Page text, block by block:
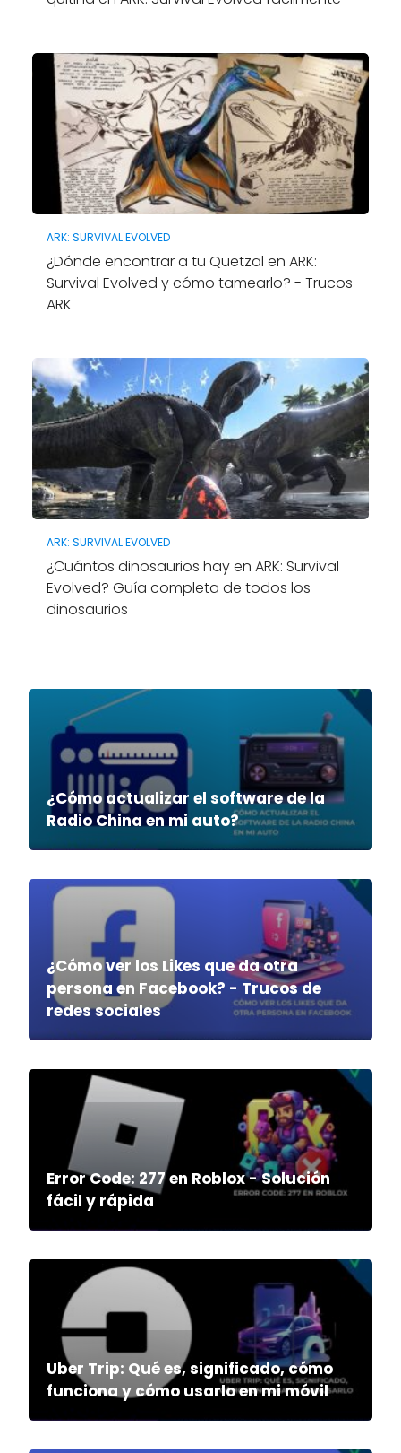
ARK: SURVIVAL EVOLVED
¿Dónde encontrar a tu Quetzal en ARK:
Survival Evolved y cómo tamearlo? - Trucos
ARK
ARK: SURVIVAL EVOLVED
¿Cuántos dinosaurios hay en ARK: Survival
Evolved? Guía completa de todos los
dinosaurios
¿Cómo actualizar el software de la
Radio China en mi auto?
¿Cómo ver los Likes que da otra
persona en Facebook? - Trucos de
redes sociales
Error Code: 277 en Roblox - Solución
fácil y rápida
Uber Trip: Qué es, significado, cómo
funciona y cómo usarlo en mi móvil